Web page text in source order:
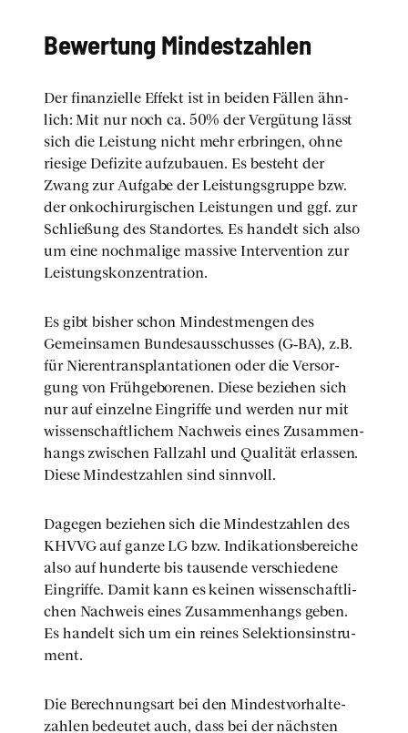
Bewer­tung Min­dest­zah­len
Der finan­zi­el­le Effekt ist in bei­den Fäl­len ähn­
lich: Mit nur noch ca. 50% der Ver­gü­tung lässt
sich die Leis­tung nicht mehr erbrin­gen, ohne
rie­si­ge Defi­zi­te auf­zu­bau­en. Es besteht der
Zwang zur Auf­ga­be der Leis­tungs­grup­pe bzw.
der onko­ch­ir­ur­gi­schen Leis­tun­gen und ggf. zur
Schlie­ßung des Stand­or­tes. Es han­delt sich also
um eine noch­ma­li­ge mas­si­ve Inter­ven­ti­on zur
Leis­tungs­kon­zen­tra­ti­on.
Es gibt bis­her schon Min­dest­men­gen des
Gemein­sa­men Bun­des­aus­schus­ses (G‑BA), z.B.
für Nierentransplanta­tionen oder die Ver­sor­
gung von Früh­ge­bo­re­nen. Die­se bezie­hen sich
nur auf ein­zel­ne Ein­grif­fe und wer­den nur mit
wis­sen­schaft­li­chem Nach­weis eines Zusam­men­
hangs zwi­schen Fall­zahl und Qua­li­tät erlas­sen.
Die­se Min­dest­zah­len sind sinn­voll.
Dage­gen bezie­hen sich die Min­dest­zah­len des
KHVVG auf gan­ze LG bzw. Indi­ka­ti­ons­be­rei­che
also auf hun­der­te bis tau­sen­de ver­schie­de­ne
Ein­grif­fe. Damit kann es kei­nen wis­sen­schaft­li­
chen Nach­weis eines Zusam­men­hangs geben.
Es han­delt sich um ein rei­nes Selek­ti­ons­in­stru­
ment.
Die Berech­nungs­art bei den Min­dest­vor­hal­te­
zah­len bedeu­tet auch, dass bei der nächs­ten